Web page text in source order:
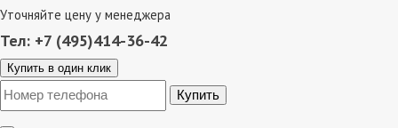
Уточняйте цену у менеджера
Тел: +7 (495)414-36-42
Купить в один клик